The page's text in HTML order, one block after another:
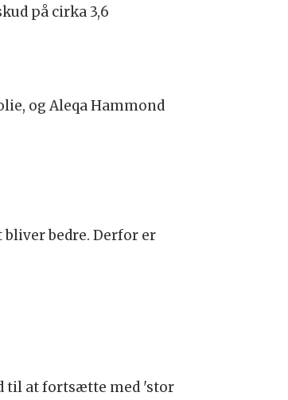
på cirka 3,6
og Aleqa Hammond
bedre. Derfor er
til at fortsætte med 'stor